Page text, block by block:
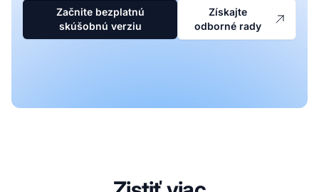
Začnite bezplatnú
skúšobnú verziu
Získajte
odborné rady